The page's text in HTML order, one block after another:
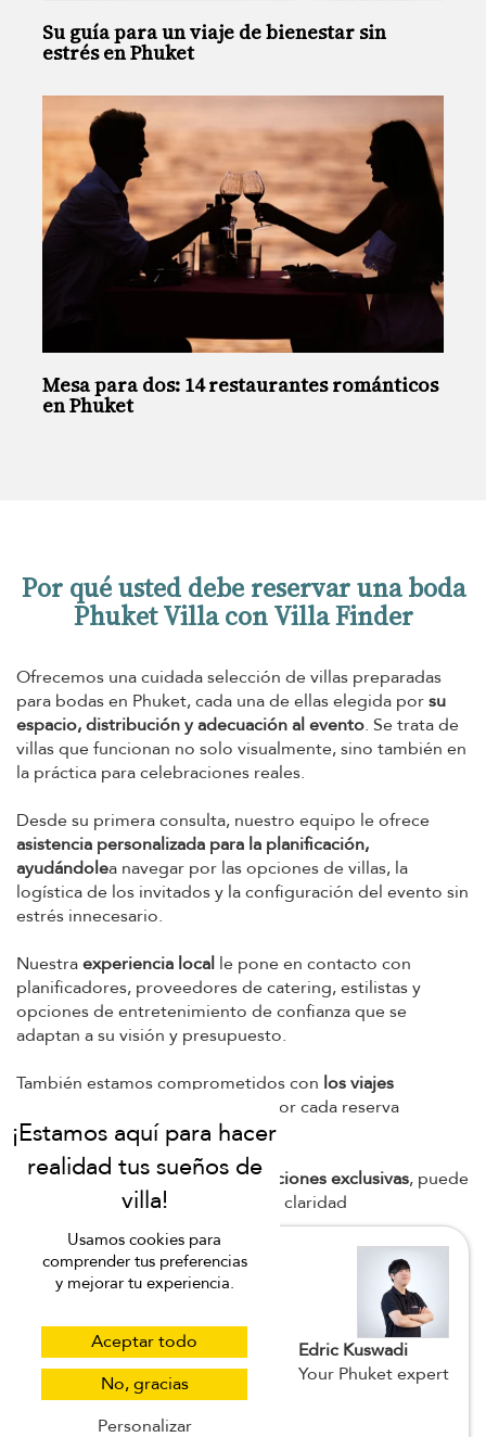
Su guía para un viaje de bienestar sin
Por qué usted debe reservar una boda
Phuket Villa con Villa Finder
para bodas en Phuket, cada una de ellas elegida por
espacio, distribución y adecuación al evento. Se trata de
villas que funcionan no solo visualmente, sino también en
la práctica para celebraciones reales.
Desde su primera consulta, nuestro equipo le ofrece
asistencia personalizada para la planificación,
ayudándole a navegar por las opciones de villas, la
logística de los invitados y la configuración del evento sin
estrés innecesario.
le pone en contacto con
planificadores, proveedores de catering, estilistas y
opciones de entretenimiento de confianza que se
adaptan a su visión y presupuesto.
También estamos comprometidos con los viajes
sostenibles, plantando un árbol por cada reserva
Usamos cookies para
comprender tus preferencias
y mejorar tu experiencia.
Aceptar todo
No, gracias
Personalizar